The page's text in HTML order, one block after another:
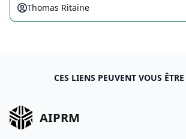
Thomas Ritaine
CES LIENS PEUVENT VOUS
AIPRM